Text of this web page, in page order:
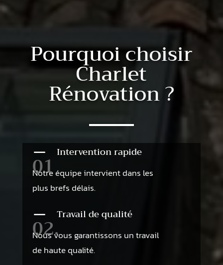
Pourquoi choisir
Charlet
Rénovation ?
01
K Intervention rapide
Notre équipe intervient dans les
plus brefs délais.
02.
K Travail de qualité
Nous vous garantissons un travail
de haute qualité.